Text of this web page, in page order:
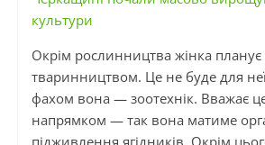
культури
Окрім рослинництва жінка планує
тваринництвом. Це не буде для
фахом вона — зоотехнік. Вважає
напрямком — так вона матиме